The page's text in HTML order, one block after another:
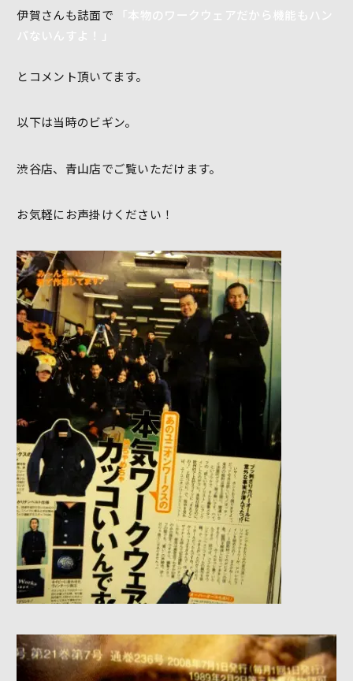
伊賀さんも誌面で
「本物のワークウェアだから機能もハン
パないんすよ！」
とコメント頂いてます。
以下は当時のビギン。
渋谷店、青山店でご覧いただけます。
お気軽にお声掛けください！